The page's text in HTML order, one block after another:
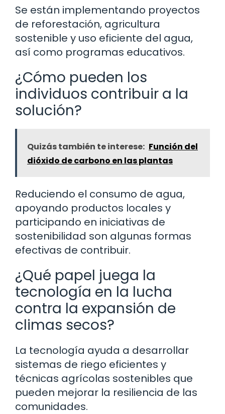
Se están implementando proyectos
de reforestación, agricultura
sostenible y uso eficiente del agua,
así como programas educativos.
¿Cómo pueden los
individuos contribuir a la
solución?
Quizás también te interese: Función del
dióxido de carbono en las plantas
Reduciendo el consumo de agua,
apoyando productos locales y
participando en iniciativas de
sostenibilidad son algunas formas
efectivas de contribuir.
¿Qué papel juega la
tecnología en la lucha
contra la expansión de
climas secos?
La tecnología ayuda a desarrollar
sistemas de riego eficientes y
técnicas agrícolas sostenibles que
pueden mejorar la resiliencia de las
comunidades.